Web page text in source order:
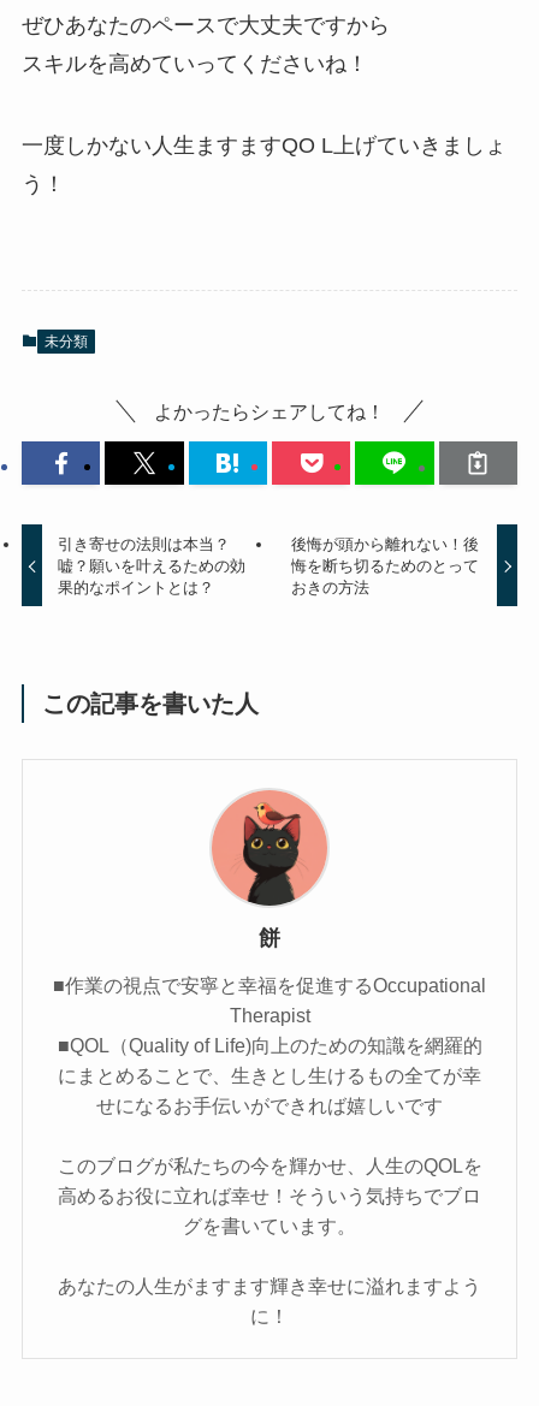
ぜひあなたのペースで大丈夫ですから
スキルを高めていってくださいね！
一度しかない人生ますますQO L上げていきましょ
う！
未分類
よかったらシェアしてね！
引き寄せの法則は本当？
嘘？願いを叶えるための効
果的なポイントとは？
後悔が頭から離れない！後
悔を断ち切るためのとって
おきの方法
この記事を書いた人
餅
■作業の視点で安寧と幸福を促進するOccupational
Therapist
■QOL（Quality of Life)向上のための知識を網羅的
にまとめることで、生きとし生けるもの全てが幸
せになるお手伝いができれば嬉しいです
このブログが私たちの今を輝かせ、人生のQOLを
高めるお役に立れば幸せ！そういう気持ちでブロ
グを書いています。
あなたの人生がますます輝き幸せに溢れますよう
に！